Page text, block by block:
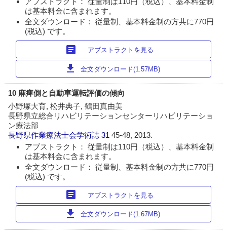
は基本料金に含まれます。
全文ダウンロード： 従量制、基本料金制の方共に770円
(税込) です。
article アブストラクトを見る
download 全文ダウンロード(1.57MB)
10 麻痺側と自動車運転評価の傾向
小野塚大育, 松井典子, 鶴田真由美
長野県立総合リハビリテーションセンターリハビリテーショ
ン療法部
長野県作業療法士会学術誌 3145-48, 2013.
アブストラクト： 従量制は110円（税込）、基本料金制
は基本料金に含まれます。
全文ダウンロード： 従量制、基本料金制の方共に770円
(税込) です。
article アブストラクトを見る
download 全文ダウンロード(1.67MB)